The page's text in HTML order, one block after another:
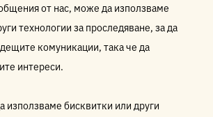
от нас, може да използваме
технологии за проследяване, за да
комуникации, така че да
интереси.
бисквитки или други